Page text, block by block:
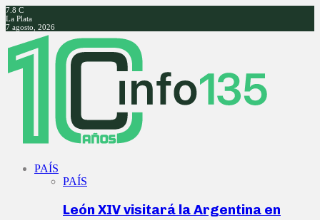
7.8 C
La Plata
7 agosto, 2026
Facebook
Twitter
Instagram
Youtube
PAÍS
PAÍS
León XIV visitará la Argentina en